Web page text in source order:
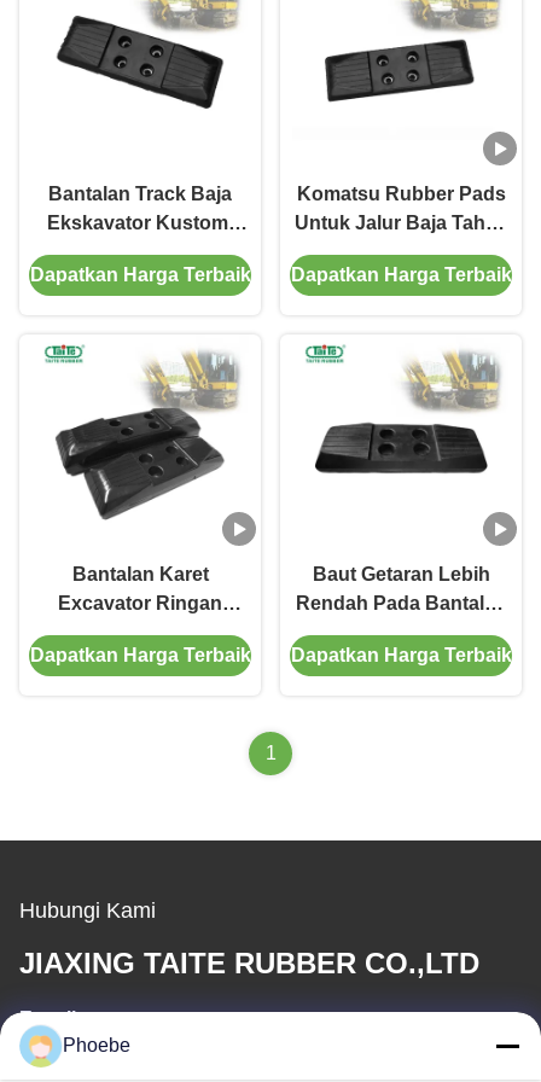
Bantalan Track Baja
Ekskavator Kustom,
Klip Pada Bantalan
Karet Untuk Excavator
Dapatkan Harga Terbaik
Komatsu Rubber Pads
Untuk Jalur Baja Tahan
Suhu Tinggi
Dapatkan Harga Terbaik
Bantalan Karet
Excavator Ringan
Formula Karet Khusus
Yang Dirancang
Dapatkan Harga Terbaik
Baut Getaran Lebih
Rendah Pada Bantalan
Track Karet Untuk
Penggalian Umur
Dapatkan Harga Terbaik
1
Hubungi Kami
JIAXING TAITE RUBBER CO.,LTD
E-mail
Phoebe